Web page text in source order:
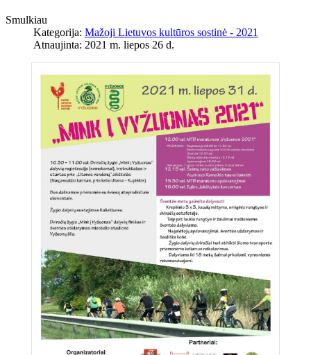
Smulkiau
Kategorija: Mažoji Lietuvos kultūros sostinė - 2021
Atnaujinta: 2021 m. liepos 26 d.